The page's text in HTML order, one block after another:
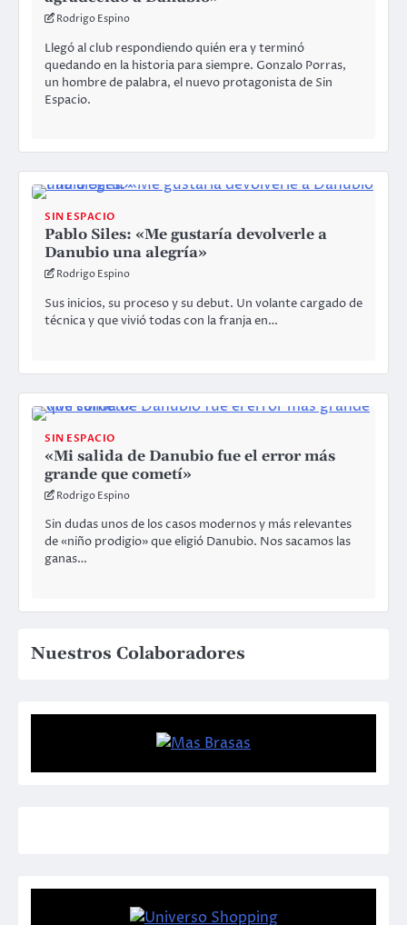
Rodrigo Espino
Llegó al club respondiendo quién era y terminó
quedando en la historia para siempre. Gonzalo Porras,
un hombre de palabra, el nuevo protagonista de Sin
Espacio.
SIN ESPACIO
Pablo Siles: «Me gustaría devolverle a
Danubio una alegría»
Rodrigo Espino
Sus inicios, su proceso y su debut. Un volante cargado de
técnica y que vivió todas con la franja en…
SIN ESPACIO
«Mi salida de Danubio fue el error más
grande que cometí»
Rodrigo Espino
Sin dudas unos de los casos modernos y más relevantes
de «niño prodigio» que eligió Danubio. Nos sacamos las
ganas…
Nuestros Colaboradores